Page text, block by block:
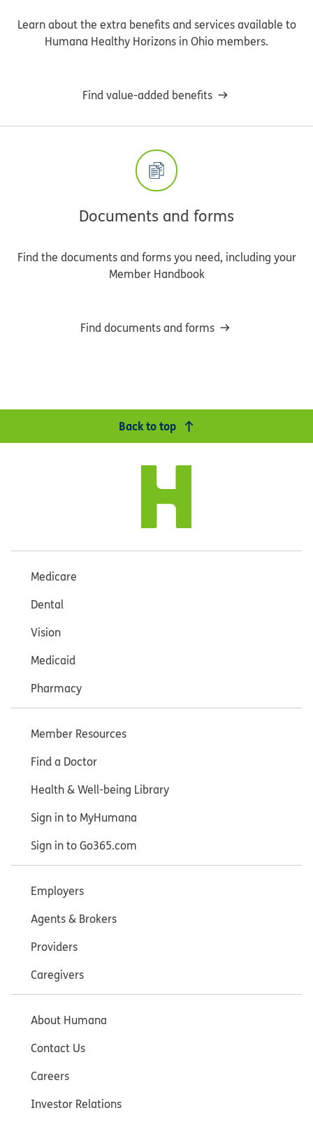
Learn about the extra benefits and services available to
Humana Healthy Horizons in Ohio members.
Find value-added benefits
Documents and forms
Find the documents and forms you need, including your
Member Handbook
Find documents and forms
Back to top
Medicare
Dental
Vision
Medicaid
Pharmacy
Member Resources
Find a Doctor
Health & Well-being Library
Sign in to MyHumana
Sign in to Go365.com
Employers
Agents & Brokers
Providers
Caregivers
About Humana
Contact Us
Careers
Investor Relations